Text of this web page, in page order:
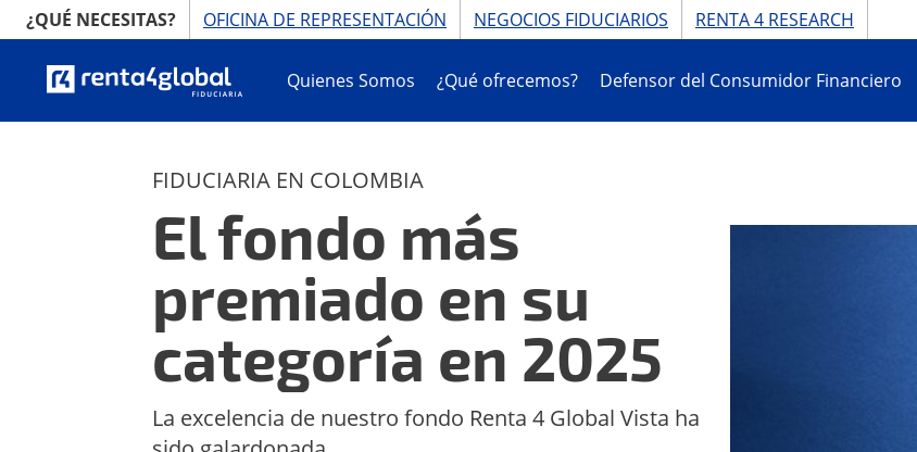
¿QUÉ NECESITAS? OFICINA DE REPRESENTACIÓN NEGOCIOS FIDUCIARIOS RENTA 4 RESEARCH
Quienes Somos ¿Qué ofrecemos? Defensor del Consumidor Financiero
El fondo más premiado en su categoría en 2025
FIDUCIARIA EN COLOMBIA
El fondo más
premiado en su
categoría en 2025
La excelencia de nuestro fondo Renta 4 Global Vista ha